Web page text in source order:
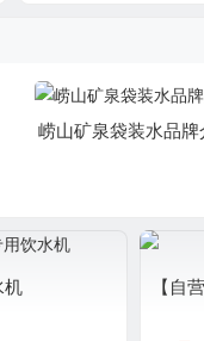
崂山矿泉袋装水品牌
机 【自